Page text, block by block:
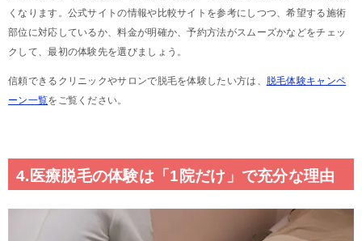
くなります。公式サイトの情報や比較サイトを参考にしつつ、希望する施術
部位に対応しているか、料金が明確か、予約方法がスムーズかなどをチェッ
クして、最初の体験先を選びましょう。
信頼できるクリニックやサロンで脱毛を体験したい方は、
脱毛体験キャンペ
ーン一覧をご覧ください。
4.医療脱毛の体験は「1院だけ」で充分な理由